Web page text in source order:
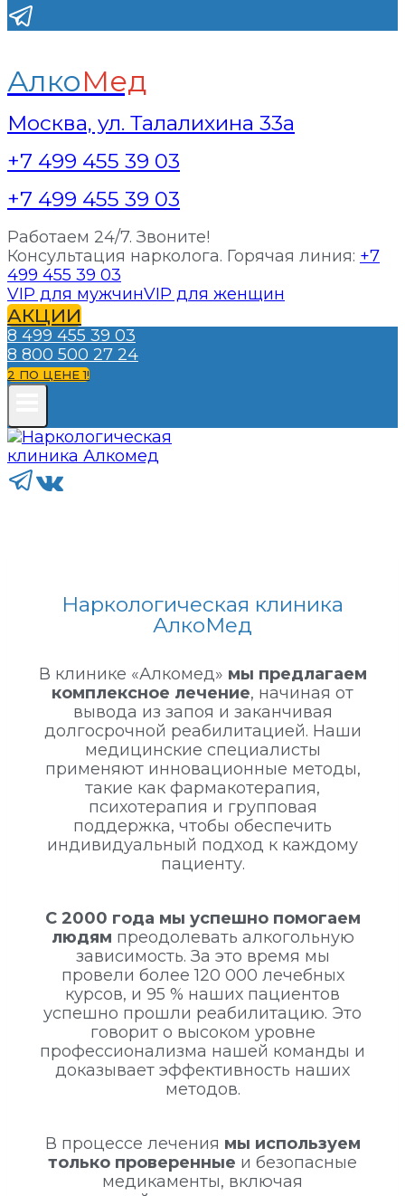
АлкоМед
Москва, ул. Талалихина 33а
+7 499 455 39 03
+7 499 455 39 03
Работаем 24/7. Звоните!
Консультация нарколога. Горячая линия: +7
499 455 39 03
VIP для мужчинVIP для женщин
АКЦИИ
8 499 455 39 03
8 800 500 27 24
2 ПО ЦЕНЕ 1!
Наркологическая клиника
АлкоМед
В клинике «Алкомед» мы предлагаем
комплексное лечение, начиная от
вывода из запоя и заканчивая
долгосрочной реабилитацией. Наши
медицинские специалисты
применяют инновационные методы,
такие как фармакотерапия,
психотерапия и групповая
поддержка, чтобы обеспечить
индивидуальный подход к каждому
пациенту.
С 2000 года мы успешно помогаем
людям преодолевать алкогольную
зависимость. За это время мы
провели более 120 000 лечебных
курсов, и 95 % наших пациентов
успешно прошли реабилитацию. Это
говорит о высоком уровне
профессионализма нашей команды и
доказывает эффективность наших
методов.
В процессе лечения мы используем
только проверенные и безопасные
медикаменты, включая